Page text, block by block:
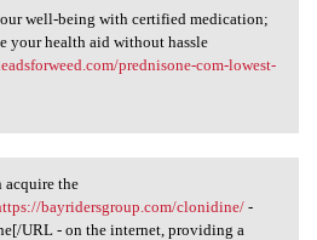
well-being with certified medication;
your health aid without hassle
prednisone-com-lowest-
acquire the [URL
acquire the
bayridersgroup.com/clonidine/-
URL - on the internet, providing a